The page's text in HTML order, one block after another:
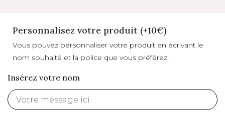
Personnalisez votre produit (+10€)
Vous pouvez personnaliser votre produit en écrivant le
nom souhaité et la police que vous préférez !
Insérez votre nom